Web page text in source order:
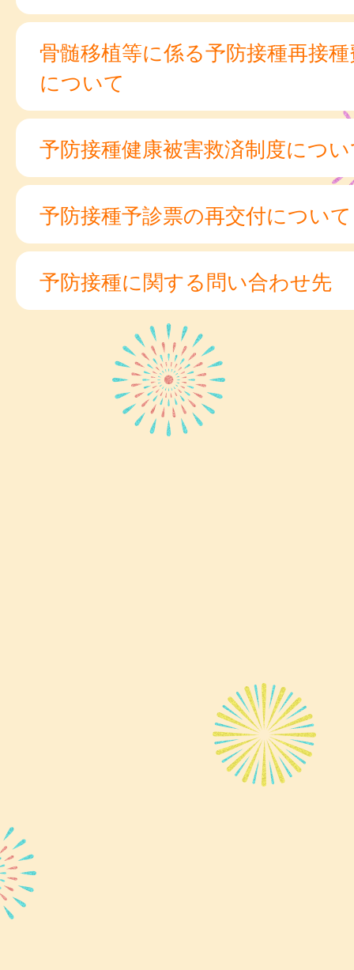
骨髄移植等に係る予防接種再接
について
予防接種健康被害救済制度につ
予防接種予診票の再交付について
予防接種に関する問い合わせ先